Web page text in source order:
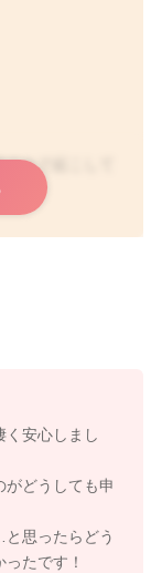
とで起こして
いただくのもい
てあげていた
く安心しまし
どうしても申
思ったらどう
たです！